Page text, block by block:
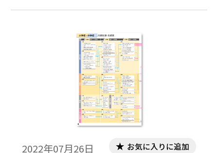
となり、「ベクトル」は「数学 C」に移っ
からは、「期待値」が「数学 A」の「場合の
数と確率」に移った一方で、新たに「仮説
検定」まで教えることとなった。なお、
「仮説検定の考え方」については、「数学
Ⅰ」の「データの分析」の中ですでに具体的
な事例を用いることで理解することになっ
ている。また旧課程の「データの分析」で
扱っていた「箱ひげ図・四分位数」は中学
に移行された。
2022年07月26日 お気に入りに追加